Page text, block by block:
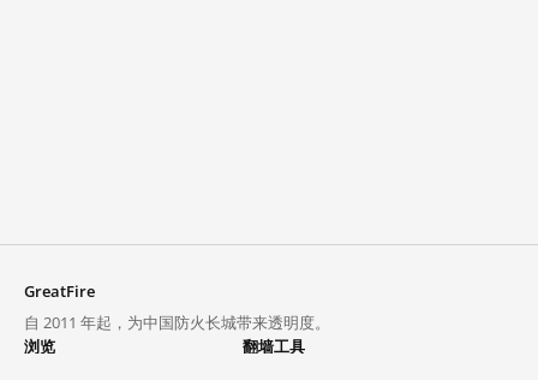
GreatFire
自 2011 年起，为中国防火长城带来透明度。
浏览
翻墙工具